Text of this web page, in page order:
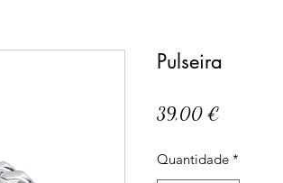
Pulseira
39,00 €Preço
Quantidade *